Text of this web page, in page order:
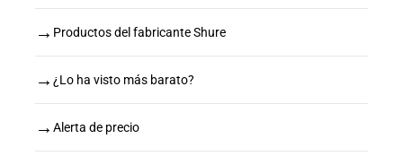
→ Productos del fabricante Shure
→ ¿Lo ha visto más barato?
→ Alerta de precio